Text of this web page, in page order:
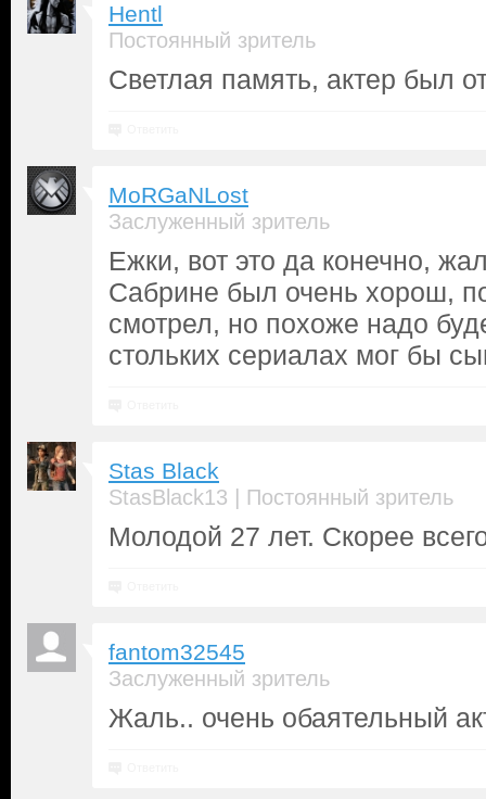
Hentl
Постоянный зритель
Светлая память, актер был
MoRGaNLost
Заслуженный зритель
Ежки, вот это да конечно,
Сабрине был очень хорош,
смотрел, но похоже надо
стольких сериалах мог бы
Stas Black
StasBlack13 | Постоянный зритель
Молодой 27 лет. Скорее
fantom32545
Заслуженный зритель
Жаль.. очень обаятельный